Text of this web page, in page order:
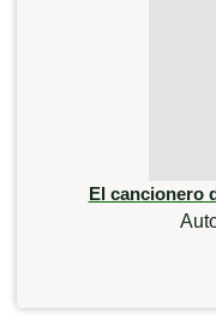
El cancionero